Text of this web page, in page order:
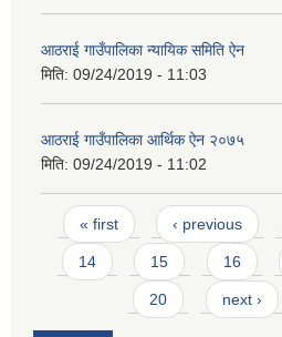
आठराई गाउँपालिका न्यायिक समिति ऐन
मिति: 09/24/2019 - 11:03
आठराई गाउँपालिका आर्थिक ऐन २०७५
मिति: 09/24/2019 - 11:02
Pages
« first ‹ previous
14 15 16
20 next ›